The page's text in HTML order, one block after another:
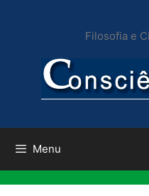
conteúdo
Filosofia e
Menu